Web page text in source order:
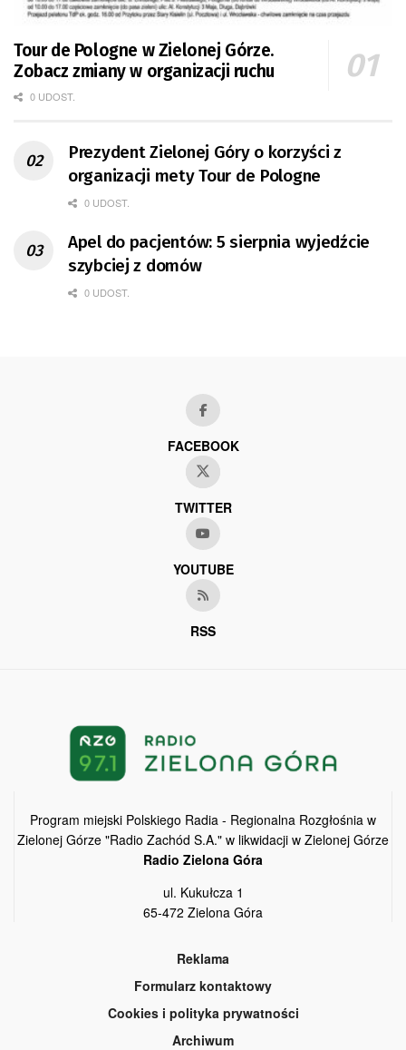
Tour de Pologne w Zielonej Górze.
Zobacz zmiany w organizacji ruchu
0 UDOST.
Prezydent Zielonej Góry o korzyści z
organizacji mety Tour de Pologne
0 UDOST.
Apel do pacjentów: 5 sierpnia wyjedźcie
szybciej z domów
0 UDOST.
FACEBOOK
TWITTER
YOUTUBE
RSS
Program miejski Polskiego Radia - Regionalna Rozgłośnia w
Zielonej Górze "Radio Zachód S.A." w likwidacji w Zielonej Górze
Radio Zielona Góra
ul. Kukułcza 1
65-472 Zielona Góra
Reklama
Formularz kontaktowy
Cookies i polityka prywatności
Archiwum